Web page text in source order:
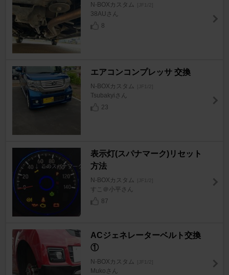
N-BOXカスタム [JF1/2]
38AUさん
8
エアコンコンプレッサ 交換
N-BOXカスタム [JF1/2]
Tsubakyiさん
23
表示灯(スパナマーク)リセット
方法
N-BOXカスタム [JF1/2]
すこ＠小平さん
87
ACジェネレーターベルト交換
①
N-BOXカスタム [JF1/2]
Mukoさん